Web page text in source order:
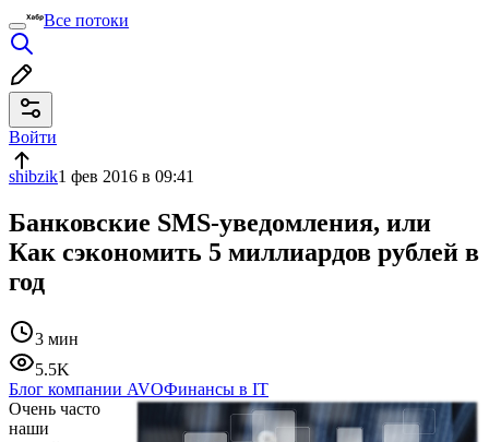
Все потоки
Войти
shibzik1 фев 2016 в 09:41
Банковские SMS-уведомления, или
Как сэкономить 5 миллиардов рублей в
год
3 мин
5.5K
Блог компании AVOФинансы в IT
Очень часто
наши